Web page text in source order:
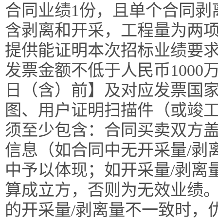
合同业绩1份，且单个合同
含剥离和开采，工程量为两
提供能证明本次招标业绩要
发票金额不低于人民币1000
日（含）前】及对应发票国
图、用户证明扫描件（或竣
须至少包含：合同买卖双方
信息（如合同中无开采量/剥
中予以体现；如开采量/剥离
算成立方，否则为无效业绩
的开采量/剥离量不一致时，